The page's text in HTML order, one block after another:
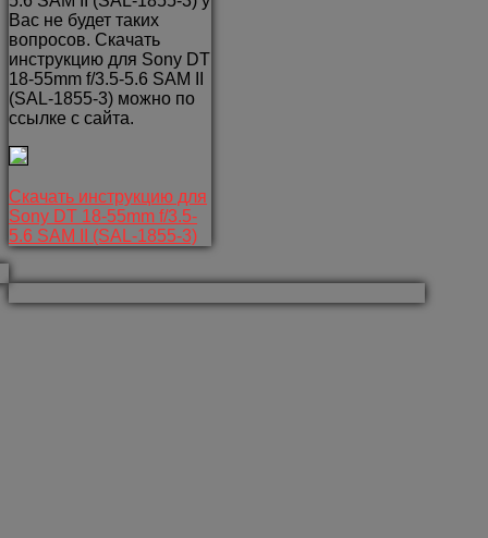
Вас не будет таких
вопросов. Скачать
инструкцию для Sony DT
18-55mm f/3.5-5.6 SAM II
(SAL-1855-3) можно по
ссылке с сайта.
Скачать инструкцию для
Sony DT 18-55mm f/3.5-
5.6 SAM II (SAL-1855-3)